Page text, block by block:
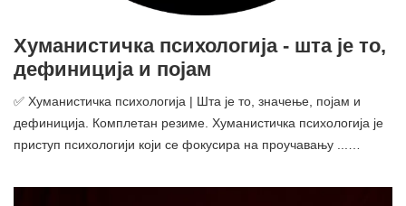
Хуманистичка психологија - шта је то,
дефиниција и појам
✅ Хуманистичка психологија | Шта је то, значење, појам и
дефиниција. Комплетан резиме. Хуманистичка психологија је
приступ психологији који се фокусира на проучавању ...…